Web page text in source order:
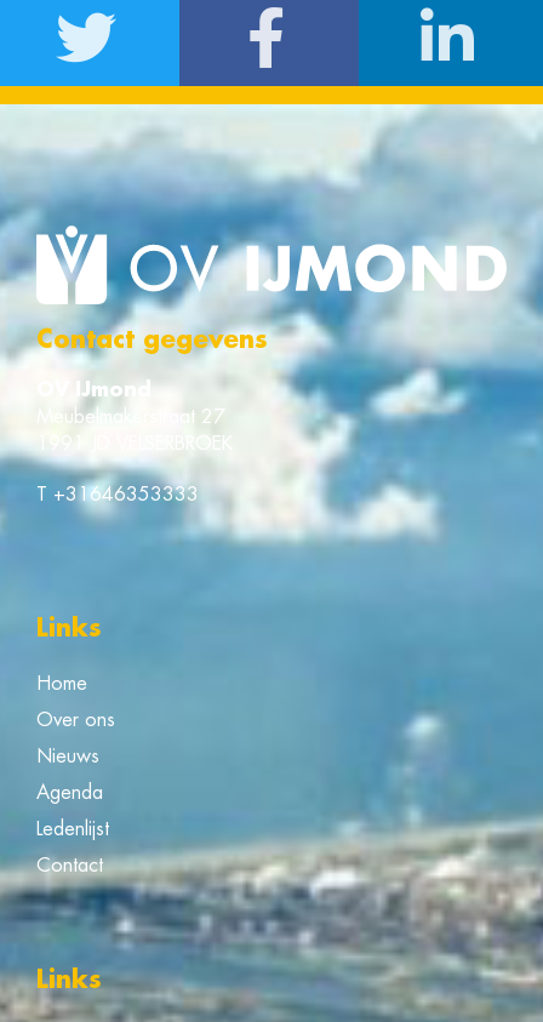
Contact gegevens
OV IJmond
Meubelmakerstraat 27
1991 JD VELSERBROEK
T +31646353333
Links
Home
Over ons
Nieuws
Agenda
Ledenlijst
Contact
Links